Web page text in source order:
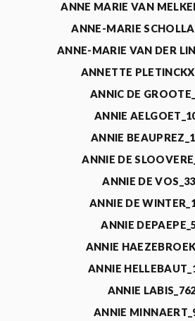
ANNE MARIE VAN
ANNE-MARIE
ANNE-MARIE VAN DER
ANNETTE
ANNIC DE
ANNIE
ANNIE
ANNIE DE
ANNIE DE
ANNIE DE
ANNIE
ANNIE
ANNIE
ANNIE
ANNIE